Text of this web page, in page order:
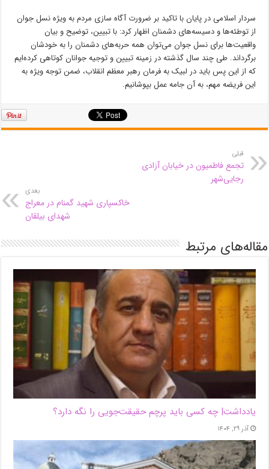
سردار اسلامی در پایان با تاکید بر ضرورت آگاه سازی مردم به ویژه نسل جوان
از توطئه‌ها و دسیسه‌های دشمنان اظهار کرد: با تبیین، توضیح و بیان
واقعیت‌ها برای نسل جوان می‌توان همه حربه‌های دشمنان را به خودشان
برگرداند. طی چند سال گذشته در زمینه تبیین و توجیه جوانان کوتاهی کرده‌ایم
که از این پس باید در لبیک به فرمان رهبر معظم انقلاب، ضمن توجه ویژه به
این فریضه مهم، به آن جامه عمل بپوشانیم.
قبلی
تجمع فاطمیون در خیابان آزادی
رجایی‌شهر
بعدی
خاکسپاری شهید گمنام در معراج
شهدای بیلقان
مقاله‌های مرتبط
یادداشت| ‌چه کسی باید پرچم حقیقت‌جویی را نگه دارد؟
آذر ۲۹, ۱۴۰۴